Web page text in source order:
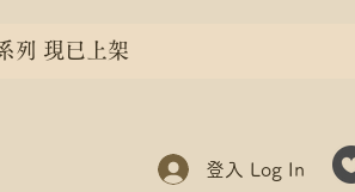
列 現已上架
登入 Log In